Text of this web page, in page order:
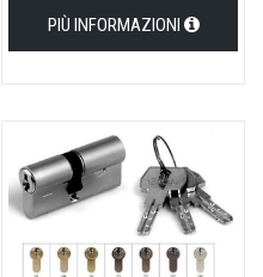
PIÙ INFORMAZIONI